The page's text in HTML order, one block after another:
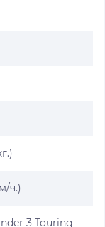
ч.)
3 Touring